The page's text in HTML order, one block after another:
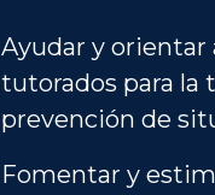
Ayudar y orientar
tutorados para la
prevención de
Fomentar y